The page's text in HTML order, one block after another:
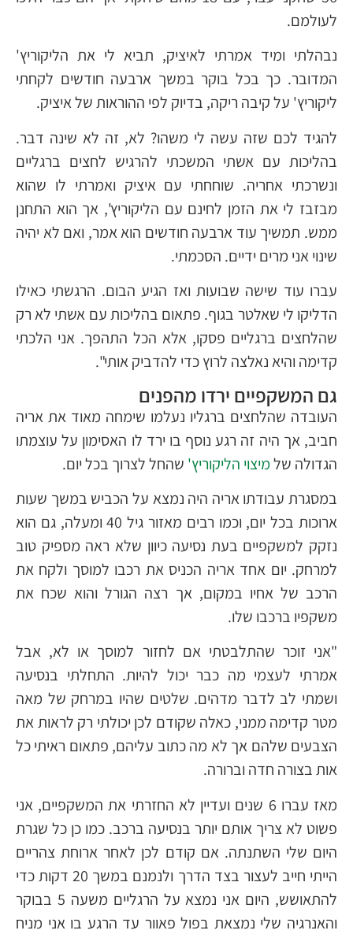
לעולמם.
נבהלתי ומיד אמרתי לאיציק, תביא לי את הליקוריץ'
המדובר. כך בכל בוקר במשך ארבעה חודשים לקחתי
ליקוריץ' על קיבה ריקה, בדיוק לפי ההוראות של איציק.
להגיד לכם שזה עשה לי משהו? לא, זה לא שינה דבר.
בהליכות עם אשתי המשכתי להרגיש לחצים ברגליים
ונשרכתי אחריה. שוחחתי עם איציק ואמרתי לו שהוא
מבזבז לי את הזמן לחינם עם הליקוריץ', אך הוא התחנן
ממש. תמשיך עוד ארבעה חודשים הוא אמר, ואם לא יהיה
שינוי אני מרים ידיים. הסכמתי.
עברו עוד שישה שבועות ואז הגיע הבום. הרגשתי כאילו
הדליקו לי שאלטר בגוף. פתאום בהליכות עם אשתי לא רק
שהלחצים ברגליים פסקו, אלא הכל התהפך. אני הלכתי
קדימה והיא נאלצה לרוץ כדי להדביק אותי".
גם המשקפיים ירדו מהפנים
העובדה שהלחצים ברגליו נעלמו שימחה מאוד את אריה
חביב, אך היה זה רגע נוסף בו ירד לו האסימון על עוצמתו
הגדולה שלמיצוי הליקוריץ' שהחל לצרוך בכל יום.
במסגרת עבודתו אריה היה נמצא על הכביש במשך שעות
ארוכות בכל יום, וכמו רבים מאזור גיל 40 ומעלה, גם הוא
נזקק למשקפיים בעת נסיעה כיוון שלא ראה מספיק טוב
למרחק. יום אחד אריה הכניס את רכבו למוסך ולקח את
הרכב של אחיו במקום, אך רצה הגורל והוא שכח את
משקפיו ברכבו שלו.
"אני זוכר שהתלבטתי אם לחזור למוסך או לא, אבל
אמרתי לעצמי מה כבר יכול להיות. התחלתי בנסיעה
ושמתי לב לדבר מדהים. שלטים שהיו במרחק של מאה
מטר קדימה ממני, כאלה שקודם לכן יכולתי רק לראות את
הצבעים שלהם אך לא מה כתוב עליהם, פתאום ראיתי כל
אות בצורה חדה וברורה.
מאז עברו 6 שנים ועדיין לא החזרתי את המשקפיים, אני
פשוט לא צריך אותם יותר בנסיעה ברכב. כמו כן כל שגרת
היום שלי השתנתה. אם קודם לכן לאחר ארוחת צהריים
הייתי חייב לעצור בצד הדרך ולנמנם במשך 20 דקות כדי
להתאושש, היום אני נמצא על הרגליים משעה 5 בבוקר
והאנרגיה שלי נמצאת בפול פאוור עד הרגע בו אני מניח